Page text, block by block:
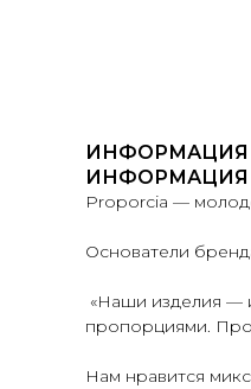
ИНФОРМАЦИЯ
ИНФОРМАЦИЯ
Proporcia —
Основатели
«Наши изделия —
пропорциями.
Нам нравится